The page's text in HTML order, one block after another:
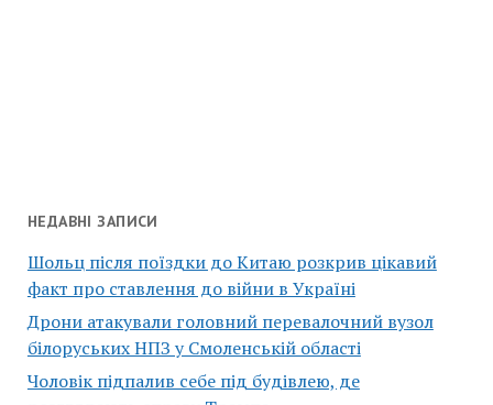
НЕДАВНІ ЗАПИСИ
Шольц після поїздки до Китаю розкрив цікавий
факт про ставлення до війни в Україні
Дрони атакували головний перевалочний вузол
білоруських НПЗ у Смоленській області
Чоловік підпалив себе під будівлею, де